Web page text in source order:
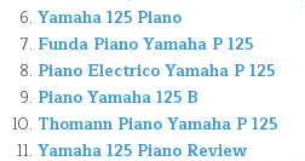
Yamaha 125 Piano
Funda Piano Yamaha P 125
Piano Electrico Yamaha P 125
Piano Yamaha 125 B
Thomann Piano Yamaha P 125
Yamaha 125 Piano Review